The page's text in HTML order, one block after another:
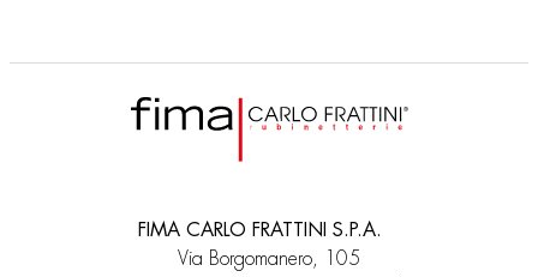
FIMA CARLO FRATTINI S.P.A.
Via Borgomanero, 105